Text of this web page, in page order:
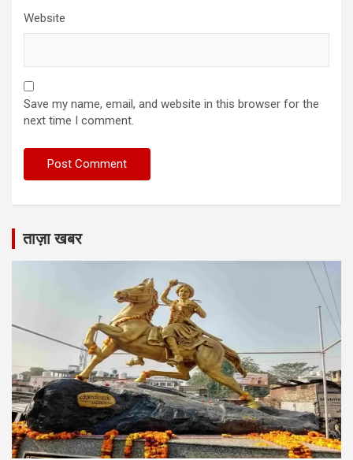
Website
Save my name, email, and website in this browser for the
next time I comment.
ताज़ा खबर